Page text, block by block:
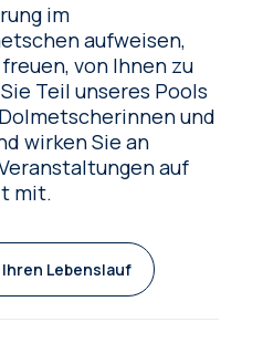
im
aufweisen,
von Ihnen zu
Teil unseres Pools
und
wirken Sie an
auf
mit.
Lebenslauf